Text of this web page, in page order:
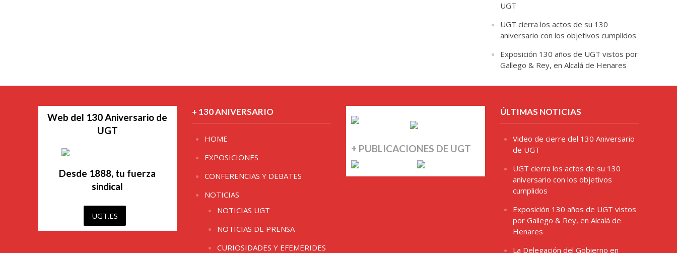
UGT
UGT cierra los actos de su 130
aniversario con los objetivos cumplidos
Exposición 130 años de UGT vistos por
Gallego & Rey, en Alcalá de Henares
Web del 130 Aniversario de
UGT
Desde 1888, tu fuerza
sindical
UGT.ES
+ 130 ANIVERSARIO
HOME
EXPOSICIONES
CONFERENCIAS Y DEBATES
NOTICIAS
NOTICIAS UGT
NOTICIAS DE PRENSA
CURIOSIDADES Y EFEMERIDES
+ PUBLICACIONES DE UGT
ÚLTIMAS NOTICIAS
Video de cierre del 130 Aniversario
de UGT
UGT cierra los actos de su 130
aniversario con los objetivos
cumplidos
Exposición 130 años de UGT vistos
por Gallego & Rey, en Alcalá de
Henares
La Delegación del Gobierno en